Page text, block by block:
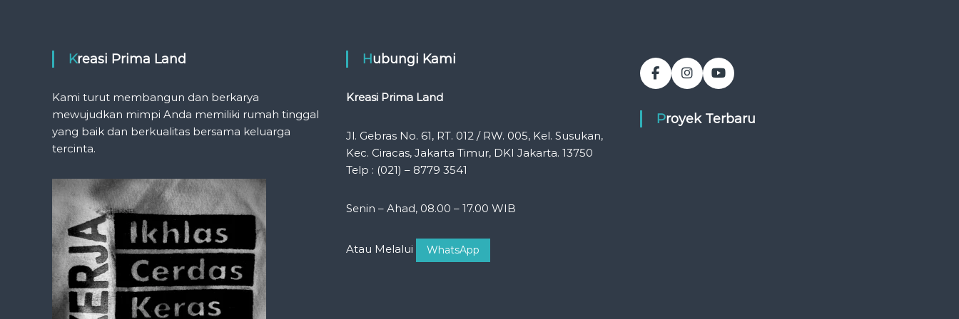
Kreasi Prima Land
Kami turut membangun dan berkarya
mewujudkan mimpi Anda memiliki rumah tinggal
yang baik dan berkualitas bersama keluarga
tercinta.
Hubungi Kami
Kreasi Prima Land
Jl. Gebras No. 61, RT. 012 / RW. 005, Kel. Susukan,
Kec. Ciracas, Jakarta Timur, DKI Jakarta. 13750
Telp : (021) – 8779 3541
Senin – Ahad, 08.00 – 17.00 WIB
Atau Melalui WhatsApp
Proyek Terbaru